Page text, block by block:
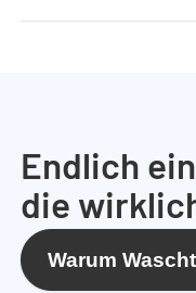
Endlich
die
Warum